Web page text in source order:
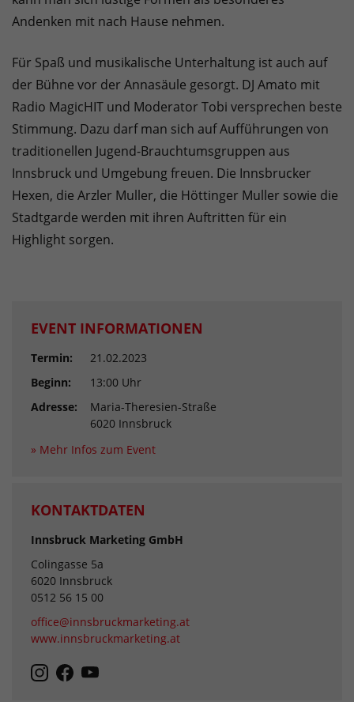
Andenken mit nach Hause nehmen.
Für Spaß und musikalische Unterhaltung ist auch auf
der Bühne vor der Annasäule gesorgt. DJ Amato mit
Radio MagicHIT und Moderator Tobi versprechen beste
Stimmung. Dazu darf man sich auf Aufführungen von
traditionellen Jugend-Brauchtumsgruppen aus
Innsbruck und Umgebung freuen. Die Innsbrucker
Hexen, die Arzler Muller, die Höttinger Muller sowie die
Stadtgarde werden mit ihren Auftritten für ein
Highlight sorgen.
EVENT INFORMATIONEN
Termin:
21.02.2023
Beginn:
13:00 Uhr
Adresse:
Maria-Theresien-Straße
6020 Innsbruck
» Mehr Infos zum Event
KONTAKTDATEN
Innsbruck Marketing GmbH
Colingasse 5a
6020 Innsbruck
0512 56 15 00
office@innsbruckmarketing.at
www.innsbruckmarketing.at